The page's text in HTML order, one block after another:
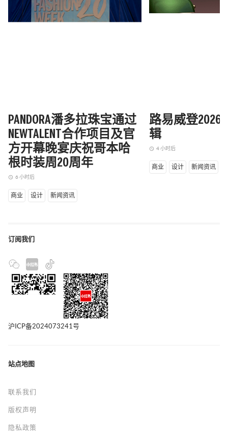
PANDORA潘多拉珠宝通过
NEWTALENT合作项目及官
方开幕晚宴庆祝哥本哈
根时装周20周年
access_time 6 小时后
商业 设计 新闻资讯
路易威登2026
辑
access_time 4 小时后
商业 设计 新闻资讯
订阅我们
沪ICP备2024073241号
站点地图
联系我们
版权声明
隐私政策